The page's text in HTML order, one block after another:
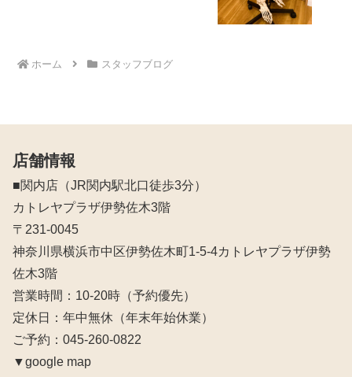
ホーム スタッフブログ
店舗情報
■関内店（JR関内駅北口徒歩3分）
カトレヤプラザ伊勢佐木3階
〒231-0045
神奈川県横浜市中区伊勢佐木町1-5-4カトレヤプラザ伊勢
佐木3階
営業時間：10‐20時（予約優先）
定休日：年中無休（年末年始休業）
ご予約：045-260-0822
▼google map